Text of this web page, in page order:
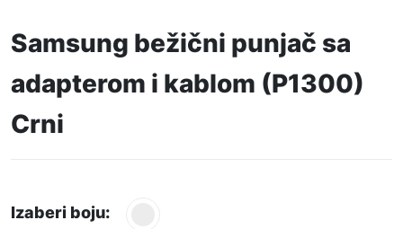
Samsung bežični punjač sa
adapterom i kablom (P1300)
Crni
Izaberi boju: